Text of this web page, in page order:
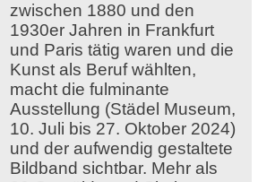
zwischen 1880 und den
1930er Jahren in Frankfurt
und Paris tätig waren und die
Kunst als Beruf wählten,
macht die fulminante
Ausstellung (Städel Museum,
10. Juli bis 27. Oktober 2024)
und der aufwendig gestaltete
Bildband sichtbar. Mehr als